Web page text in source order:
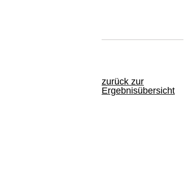
zurück zur
Ergebnisübersicht